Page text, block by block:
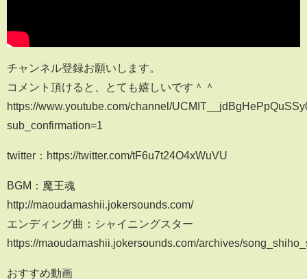
チャンネル登録お願いします。
コメント頂けると、とても嬉しいです＾＾
https://www.youtube.com/channel/
sub_confirmation=1
twitter：https://twitter.com/tF6u7t24O4xWuVU
BGM：魔王魂
http://maoudamashii.jokersounds.com/
エンディング曲：シャイニングスター
https://maoudamashii.jokersounds.com/archives/
おすすめ動画